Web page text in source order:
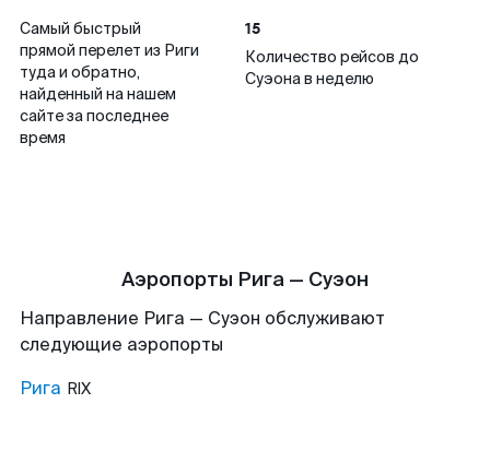
Самый быстрый
прямой перелет из Риги
туда и обратно,
найденный на нашем
сайте за последнее
время
15
Количество рейсов до
Суэона в неделю
Аэропорты Рига — Суэон
Направление Рига — Суэон обслуживают
следующие аэропорты
Рига RIX